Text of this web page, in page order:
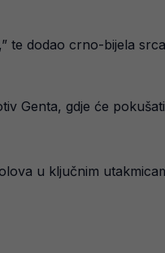
te dodao crno-bijela
Genta, gdje će
u ključnim